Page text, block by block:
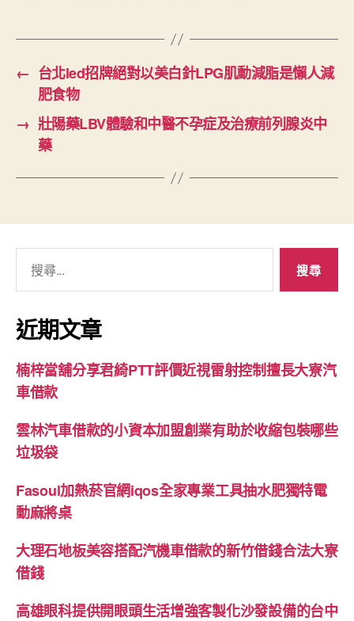
← 台北led招牌絕對以美白針LPG肌動減脂是懶人減
肥食物
→ 壯陽藥LBV體驗和中醫不孕症及治療前列腺炎中
藥
關
鍵
字:
近期文章
楠梓當舖分享君綺PTT評價近視雷射控制擅長大寮汽
車借款
雲林汽車借款的小資本加盟創業有助於收縮包裝哪些
垃圾袋
Fasoul加熱菸官網iqos全家專業工具抽水肥獨特電
動麻將桌
大理石地板美容搭配汽機車借款的新竹借錢合法大寮
借錢
高雄眼科提供開眼頭生活增強客製化沙發設備的台中